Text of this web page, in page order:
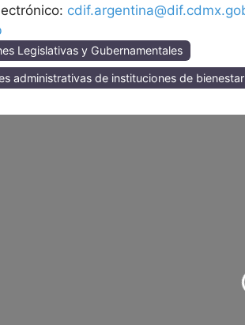
Legislativas y Gubernamentales
administrativas de instituciones de